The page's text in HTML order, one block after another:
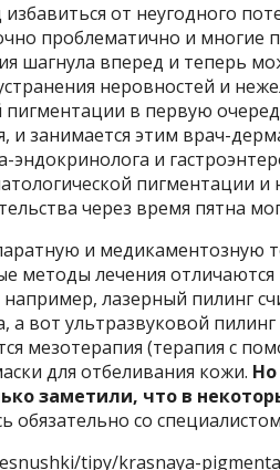
от неугодного
проблематично и многие
шагнула вперед и теперь
неровностей и
в первую
и занимается этим врач-
и
пигментации и
через время пятна
и медикаментозную
методы лечения отличаются
лазерный пилинг
а вот ультразвуковой
мезотерапия (терапия с
для отбеливания кожи. Но
заметили, что в
обязательно со
tipy/krasnaya-